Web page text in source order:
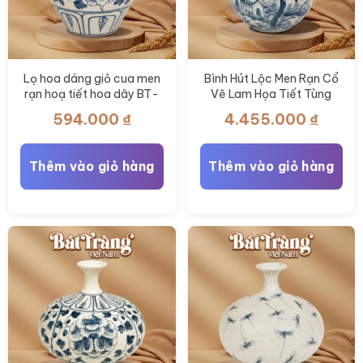
Lọ hoa dáng giỏ cua men
rạn hoạ tiết hoa dây BT-
594.000 ₫
Thêm vào giỏ hàng
Bình Hút Lộc Men Rạn Cổ
Vẽ Lam Họa Tiết Tùng
4.455.000 ₫
Thêm vào giỏ hàng